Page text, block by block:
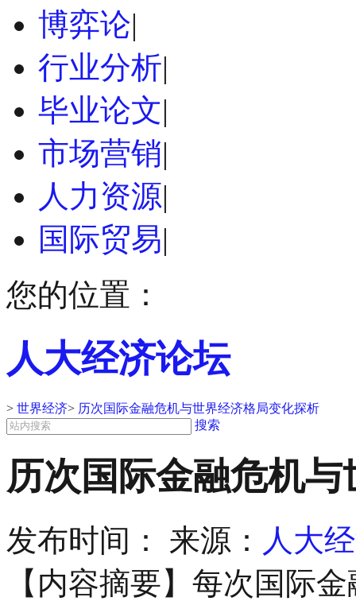
博弈论|
行业分析|
毕业论文|
市场营销|
人力资源|
国际贸易|
您的位置：
人大经济论坛
> 世界经济> 历次国际金融危机与世界经济格局变化探析
搜索
历次国际金融危机
发布时间： 来源： 人大
【内容摘要】每次国际